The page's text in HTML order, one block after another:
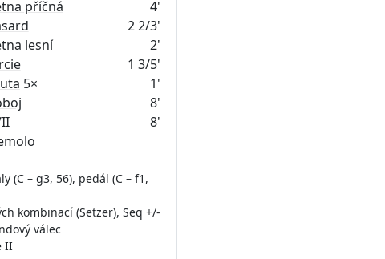
příčná
4'
2 2/3'
lesní
2'
1 3/5'
5×
1'
8'
8'
(C – g3, 56), pedál (C – f1,
kombinací (Setzer), Seq +/-
válec
II